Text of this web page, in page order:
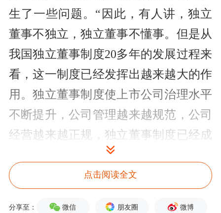
生了一些问题。“因此，有人讲，独立
董事不独立，独立董事不懂事。但是从
我国独立董事制度20多年的发展过程来
看，这一制度已经发挥出越来越大的作
用。独立董事制度使上市公司治理水平
不断提升，公司管理越来越规范，公司
经营越来越正规，独立董事制度已经成
为不可或缺的制度。”贺强说。
不过，现行的独立董事制度存在一定缺
陷，贺强认为主要呈现“嘴软、手软、
点击阅读全文
分享至： 微信 朋友圈 微博